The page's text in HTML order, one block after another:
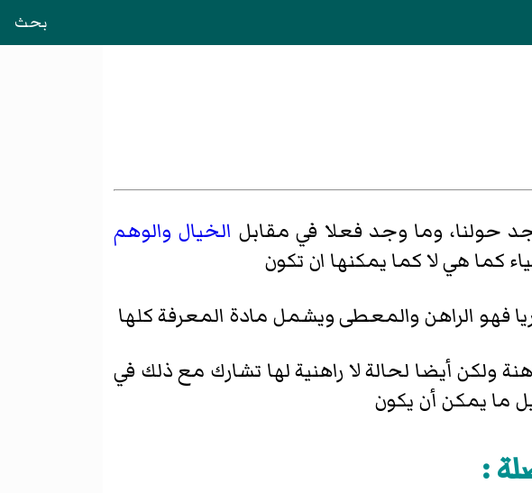
بحث
حولنا، وما وجد فعلا في مقابل الخيال والوهم
كما هي لا كما يمكنها ان تكون
فهو الراهن والمعطى ويشمل مادة المعرفة كلها
ولكن أيضا لحالة لا راهنية لها تشارك مع ذلك في
ما يمكن أن يكون
: